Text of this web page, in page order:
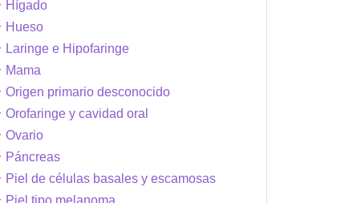
Hígado
Hueso
Laringe e Hipofaringe
Mama
Origen primario desconocido
Orofaringe y cavidad oral
Ovario
Páncreas
Piel de células basales y escamosas
Piel tipo melanoma